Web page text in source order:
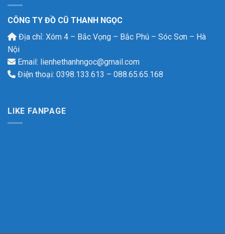
CÔNG TY ĐỒ CŨ THANH NGỌC
Địa chỉ: Xóm 4 – Bắc Vọng – Bắc Phú – Sóc Sơn – Hà
Nội
Email: lienhethanhngoc@gmail.com
Điện thoại: 0398.133.613 – 088.65.65.168
LIKE FANPAGE